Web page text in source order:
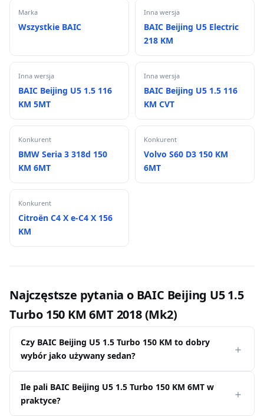
Marka
Wszystkie BAIC
Inna wersja
BAIC Beijing U5 Electric
218 KM
Inna wersja
BAIC Beijing U5 1.5 116
KM 5MT
Inna wersja
BAIC Beijing U5 1.5 116
KM CVT
Konkurent
BMW Seria 3 318d 150
KM 6MT
Konkurent
Volvo S60 D3 150 KM
6MT
Konkurent
Citroën C4 X e-C4 X 156
KM
Najczęstsze pytania o BAIC Beijing U5 1.5
Turbo 150 KM 6MT 2018 (Mk2)
Czy BAIC Beijing U5 1.5 Turbo 150 KM to dobry
wybór jako używany sedan?
Ile pali BAIC Beijing U5 1.5 Turbo 150 KM 6MT w
praktyce?